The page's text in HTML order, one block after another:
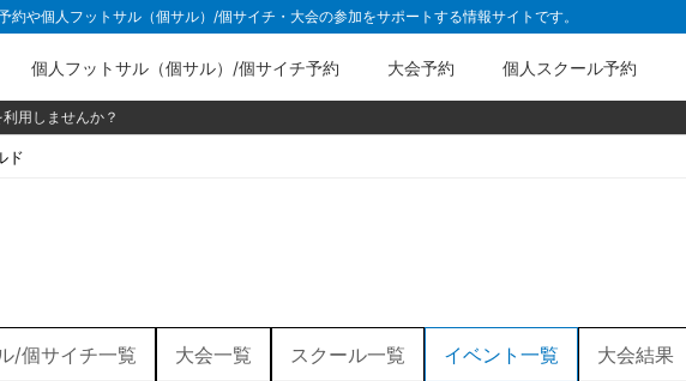
や個人フットサル（個サル）/個サイチ・大会の参加をサポートする情報サイトです。
個人フットサル（個サル）/個サイチ予約 大会予約 個人スクール予約
用しませんか？
ド
/個サイチ一覧 大会一覧 スクール一覧 イベント一覧 大会結果